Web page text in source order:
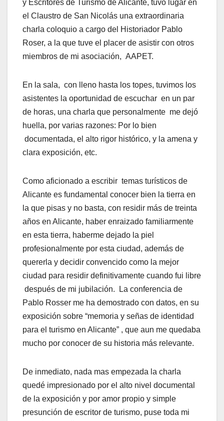
y Escritores de Turismo de Alicante, tuvo lugar en
el Claustro de San Nicolás una extraordinaria
charla coloquio a cargo del Historiador Pablo
Roser, a la que tuve el placer de asistir con otros
miembros de mi asociación, AAPET.
En la sala, con lleno hasta los topes, tuvimos los
asistentes la oportunidad de escuchar en un par
de horas, una charla que personalmente me dejó
huella, por varias razones: Por lo bien
documentada, el alto rigor histórico, y la amena y
clara exposición, etc.
Como aficionado a escribir temas turísticos de
Alicante es fundamental conocer bien la tierra en
la que pisas y no basta, con residir más de treinta
años en Alicante, haber enraizado familiarmente
en esta tierra, haberme dejado la piel
profesionalmente por esta ciudad, además de
quererla y decidir convencido como la mejor
ciudad para residir definitivamente cuando fui libre
después de mi jubilación. La conferencia de
Pablo Rosser me ha demostrado con datos, en su
exposición sobre “memoria y señas de identidad
para el turismo en Alicante” , que aun me quedaba
mucho por conocer de su historia más relevante.
De inmediato, nada mas empezada la charla
quedé impresionado por el alto nivel documental
de la exposición y por amor propio y simple
presunción de escritor de turismo, puse toda mi